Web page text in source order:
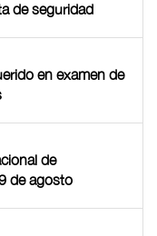
de seguridad
en examen de
de
de agosto